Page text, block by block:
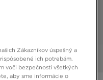
360°
Zákazníkov úspešný a
ich potrebám.
voči bezpečnosti všetkých
aby sme informácie o